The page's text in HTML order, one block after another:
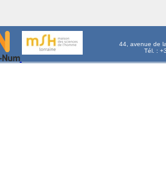
44, avenue de
Tél. :